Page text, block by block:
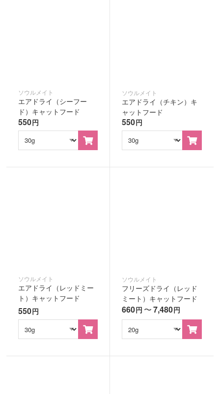
ソウルメイト
エアドライ（シーフー
ド）キャットフード
550円
ソウルメイト
エアドライ（チキン）キ
ャットフード
550円
ソウルメイト
エアドライ（レッドミー
ト）キャットフード
550円
ソウルメイト
フリーズドライ（レッド
ミート）キャットフード
660円 〜7,480円